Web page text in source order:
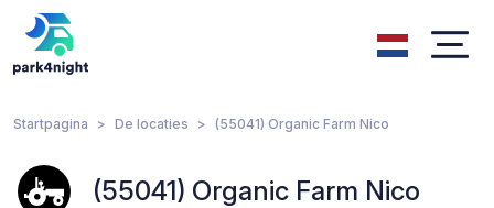
Startpagina De locaties (55041) Organic Farm Nico
(55041) Organic Farm Nico